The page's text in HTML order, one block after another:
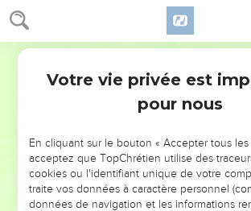
NE MANQUEZ PAS
DE L’ANNÉE !
ET SI LEURS ERREURS POUVAIENT
VOTRES ?
Votre vie privée est
pour nous
En cliquant sur le bouton « Accepter tous
acceptez que TopChrétien utilise des
cookies ou l'identifiant unique de votre
traite vos données à caractère personnel
données de navigation et les informations